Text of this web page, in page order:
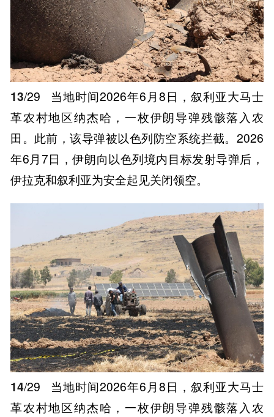
13/29
当地时间2026年6月8日，叙利亚大马士
革农村地区纳杰哈，一枚伊朗导弹残骸落入农
田。此前，该导弹被以色列防空系统拦截。2026
年6月7日，伊朗向以色列境内目标发射导弹后，
伊拉克和叙利亚为安全起见关闭领空。
14/29
当地时间2026年6月8日，叙利亚大马士
革农村地区纳杰哈，一枚伊朗导弹残骸落入农